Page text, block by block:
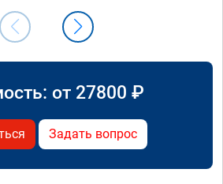
от 27800 ₽
Задать вопрос